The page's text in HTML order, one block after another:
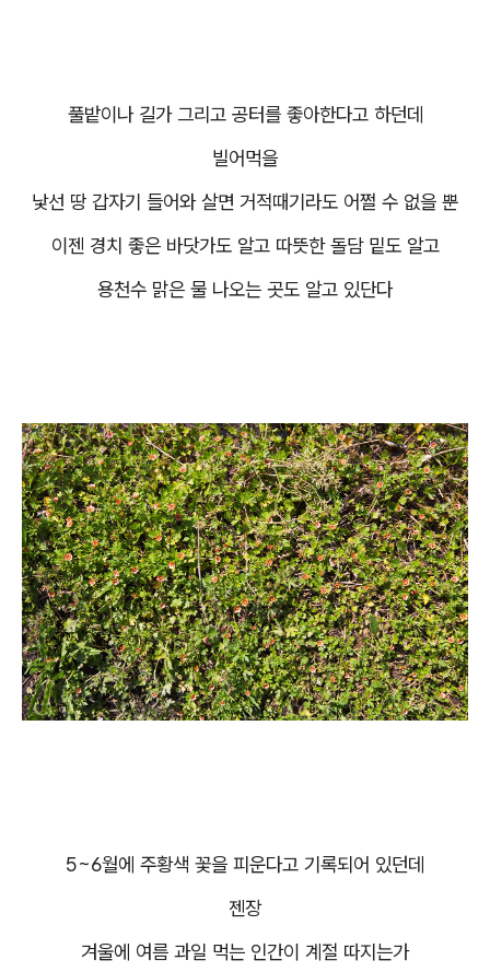
풀밭이나 길가 그리고 공터를 좋아한다고 하던데
빌어먹을
낯선 땅 갑자기 들어와 살면 거적때기라도 어쩔 수 없을 뿐
이젠 경치 좋은 바닷가도 알고 따뜻한 돌담 밑도 알고
용천수 맑은 물 나오는 곳도 알고 있단다
5~6월에 주황색 꽃을 피운다고 기록되어 있던데
젠장
겨울에 여름 과일 먹는 인간이 계절 따지는가